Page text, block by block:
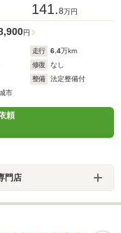
141.8万円
円
走行 6.4万km
修復
なし
整備
法定整備付
市
頼
門店